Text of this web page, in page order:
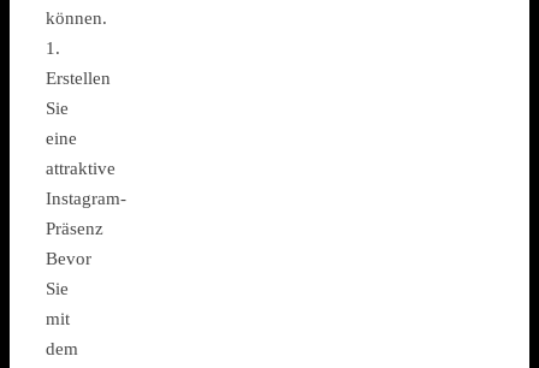
können.
1.
Erstellen
Sie
eine
attraktive
Instagram-
Präsenz
Bevor
Sie
mit
dem